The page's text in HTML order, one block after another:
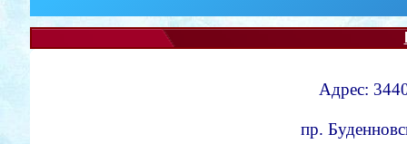
Адрес:
пр.